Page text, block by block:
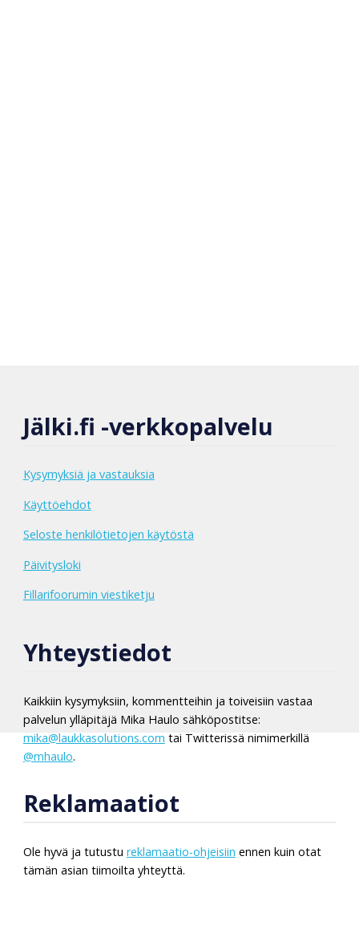
Jälki.fi -verkkopalvelu
Kysymyksiä ja vastauksia
Käyttöehdot
Seloste henkilötietojen käytöstä
Päivitysloki
Fillarifoorumin viestiketju
Yhteystiedot
Kaikkiin kysymyksiin, kommentteihin ja toiveisiin vastaa
palvelun ylläpitäjä Mika Haulo sähköpostitse:
mika@laukkasolutions.com tai Twitterissä nimimerkillä
@mhaulo.
Reklamaatiot
Ole hyvä ja tutustu reklamaatio-ohjeisiin ennen kuin otat
tämän asian tiimoilta yhteyttä.